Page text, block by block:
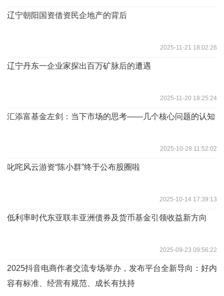
辽宁朝阳国资借资民企地产的背后
2025-11-21 18:02:26
辽宁丹东一企业家探出百万矿脉后的遭遇
2025-11-20 18:25:24
汇添富基金左剑：当下市场的思考——几个核心问题的认知
2025-10-28 11:52:02
叱咤风云游资“陈小群”终于公布股圈啦
2025-10-14 17:39:13
低利率时代东亚联丰亚洲债券及货币基金引领收益新方向
2025-09-23 09:56:22
2025抖音电商作者交流专场举办，发布平台全新导向：好内
容有标准、经营有规范、成长有扶持